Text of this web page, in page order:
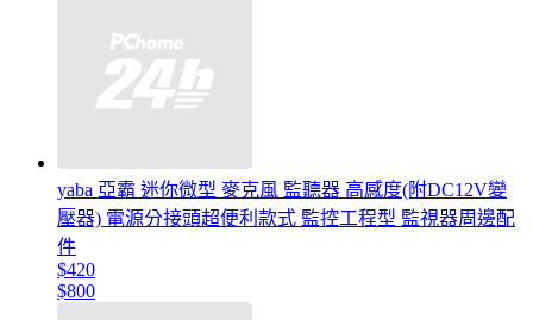
yaba 亞霸 迷你微型 麥克風 監聽器 高感度(附DC12V變
壓器) 電源分接頭超便利款式 監控工程型 監視器周邊配
件
$420
$800